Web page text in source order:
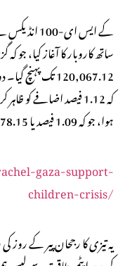
ہوا، جو کہ 1.09 فیصد یا 1,278.15 پوائنٹس کے اضافے کی نمائندگی کرتا ہے۔
gaza-support-
children-crisis/